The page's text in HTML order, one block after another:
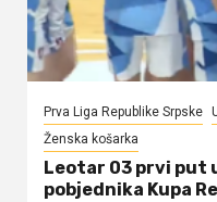
Prva Liga Republike Srpske
Ženska košarka
Leotar 03 prvi
pobjednika Kupa